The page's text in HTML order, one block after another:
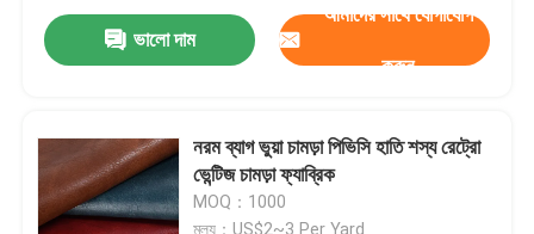
ভালো দাম
আমাদের সাথে যোগাযোগ
করুন
নরম ব্যাগ ভুয়া চামড়া পিভিসি হাতি শস্য রেট্রো
ভেন্টিজ চামড়া ফ্যাব্রিক
MOQ：1000
মূল্য：US$2~3 Per Yard